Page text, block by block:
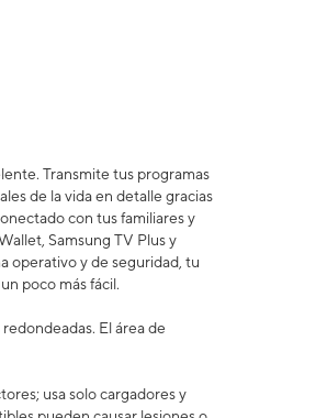
Transmite tus programas
de la vida en detalle gracias
con tus familiares y
Samsung TV Plus y
operativo y de seguridad, tu
poco más fácil.
El área de
usa solo cargadores y